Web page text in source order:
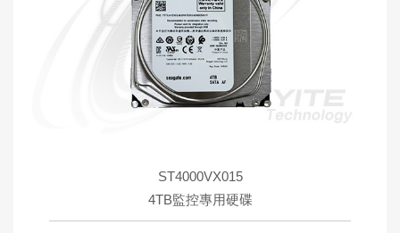
ST4000VX015
4TB監控專用硬碟